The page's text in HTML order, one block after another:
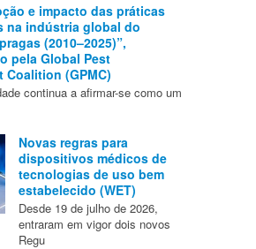
e impacto das práticas
na indústria global do
(2010–2025)”,
pela Global Pest
Coalition (GPMC)
continua a afirmar-se como um
Novas regras para
dispositivos médicos de
tecnologias de uso bem
estabelecido (WET)
Desde 19 de julho de 2026,
entraram em vigor dois novos
Regu